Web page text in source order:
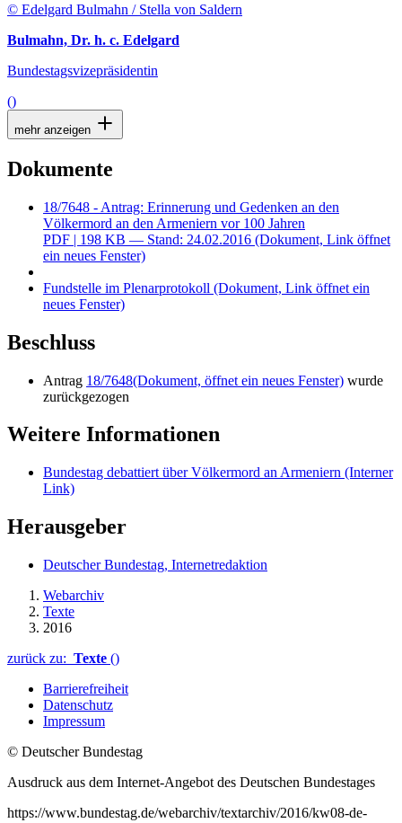
© Edelgard Bulmahn / Stella von Saldern
Bulmahn, Dr. h. c. Edelgard
Bundestagsvizepräsidentin
()
mehr anzeigen
Dokumente
18/7648 - Antrag: Erinnerung und Gedenken an den
Völkermord an den Armeniern vor 100 Jahren
PDF | 198 KB — Stand: 24.02.2016 (Dokument, Link öffnet
ein neues Fenster)
Fundstelle im Plenarprotokoll (Dokument, Link öffnet ein
neues Fenster)
Beschluss
Antrag 18/7648(Dokument, öffnet ein neues Fenster) wurde
zurückgezogen
Weitere Informationen
Bundestag debattiert über Völkermord an Armeniern (Interner
Link)
Herausgeber
Deutscher Bundestag, Internetredaktion
Webarchiv
Texte
2016
zurück zu: Texte ()
Barrierefreiheit
Datenschutz
Impressum
© Deutscher Bundestag
Ausdruck aus dem Internet-Angebot des Deutschen Bundestages
https://www.bundestag.de/webarchiv/textarchiv/2016/kw08-de-